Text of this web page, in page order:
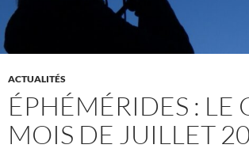
ACTUALITÉS
ÉPHÉMÉRIDES : LE
MOIS DE JUILLET